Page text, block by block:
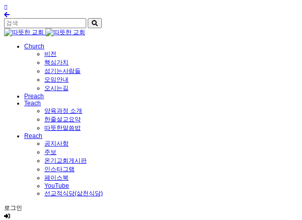
Church
비전
핵심가치
섬기는사람들
모임안내
오시는길
Preach
Teach
양육과정 소개
한줄설교요약
따뜻한말씀밥
Reach
공지사항
주보
온기교회게시판
인스타그램
페이스북
YouTube
선교적식당(삶천식당)
로그인